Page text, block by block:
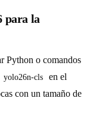
para la
Python o comandos
yolo26n-cls
en el
con un tamaño de